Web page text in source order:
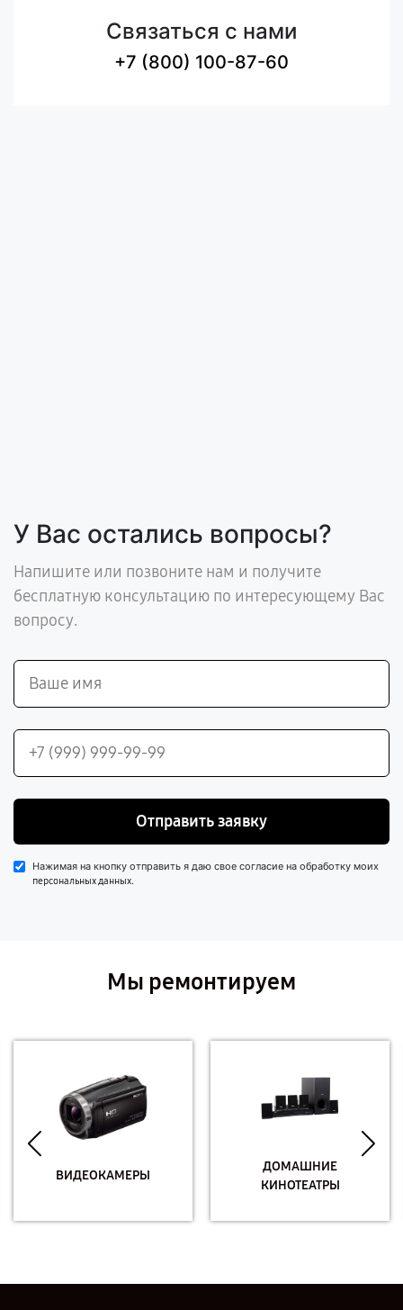
Связаться с нами
+7 (800) 100-87-60
У Вас остались вопросы?
Напишите или позвоните нам и получите
бесплатную консультацию по интересующему Вас
вопросу.
Отправить заявку
Нажимая на кнопку отправить я даю свое согласие на обработку моих
персональных данных.
Мы ремонтируем
ВИДЕОКАМЕРЫ
ДОМАШНИЕ
КИНОТЕАТРЫ